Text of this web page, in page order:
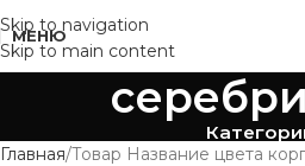
Skip to navigation
Skip to main content
МЕНЮ
Главная Товар Название цвета